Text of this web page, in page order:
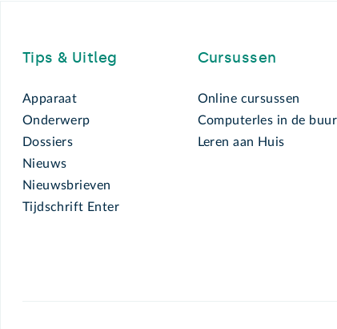
Tips & Uitleg
Apparaat
Onderwerp
Dossiers
Nieuws
Nieuwsbrieven
Tijdschrift Enter
Cursussen
Online cursussen
Computerles in de
Leren aan Huis